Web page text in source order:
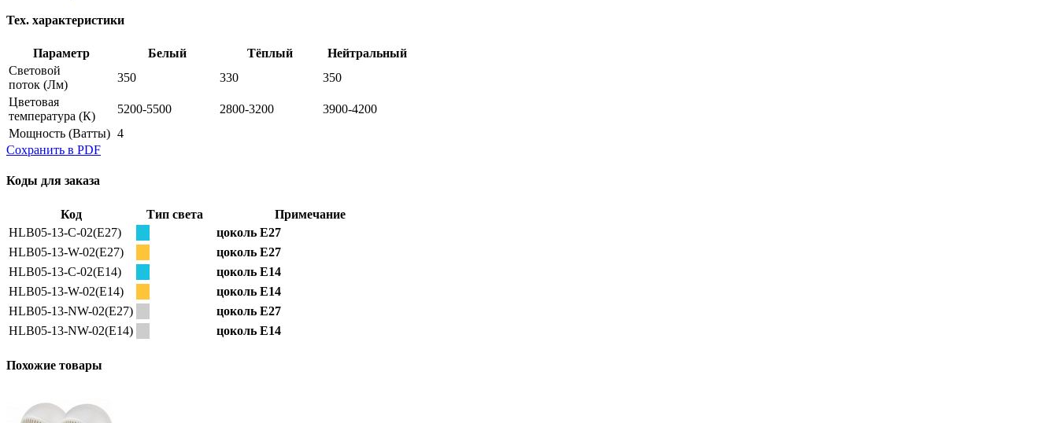
Тех. характеристики
Параметр Белый Тёплый
Нейтральный
Световой
поток (Лм)
350 330
350
Цветовая
температура (К)
5200-5500 2800-3200
3900-4200
Мощность (Ватты) 4
Сохранить в PDF
Коды для заказа
Код Тип света
Примечание
HLB05-13-C-02(E27)
цоколь E27
HLB05-13-W-02(E27)
цоколь E27
HLB05-13-C-02(E14)
цоколь E14
HLB05-13-W-02(E14)
цоколь E14
HLB05-13-NW-02(E27)
цоколь E27
HLB05-13-NW-02(E14)
цоколь E14
Похожие товары